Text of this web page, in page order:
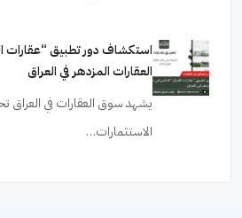
استكشاف دور تطبيق “عقارات
العقارات المزدهر في العراق
يشهد سوق العقارات في العراق
الاستثمارات…